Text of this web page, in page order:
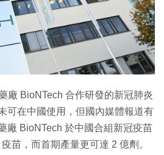
廠 BioNTech 合作研發的新冠肺炎
可在中國使用，但國內媒體報道有
廠 BioNTech 於中國合組新冠疫苗
苗，而首期產量更可達 2 億劑。